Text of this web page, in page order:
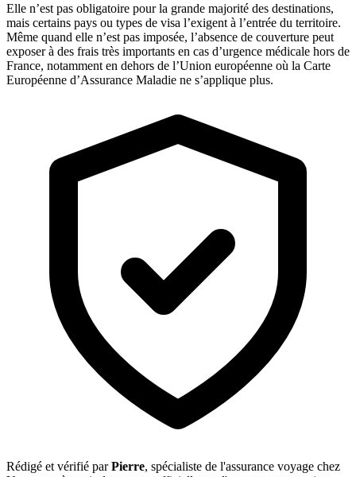
Elle n’est pas obligatoire pour la grande majorité des destinations,
mais certains pays ou types de visa l’exigent à l’entrée du territoire.
Même quand elle n’est pas imposée, l’absence de couverture peut
exposer à des frais très importants en cas d’urgence médicale hors de
France, notamment en dehors de l’Union européenne où la Carte
Européenne d’Assurance Maladie ne s’applique plus.
Rédigé et vérifié parPierre, spécialiste de l'assurance voyage chez